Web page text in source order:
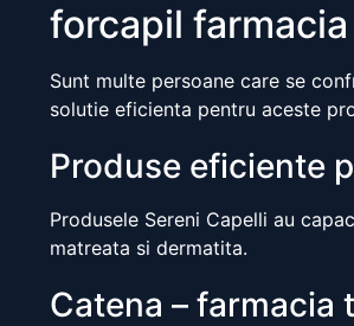
forcapil
Sunt multe persoane care se
solutie eficienta pentru aceste
Produse eficiente
Produsele Sereni Capelli au
matreata si dermatita.
Catena – farmacia